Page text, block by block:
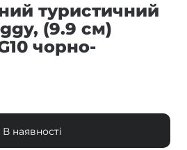
туристичний
(9.9 см)
чорно-
В наявності